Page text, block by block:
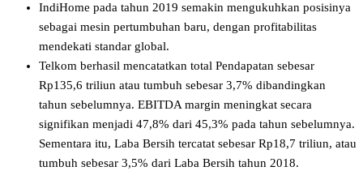
IndiHome pada tahun 2019 semakin mengukuhkan posisinya
sebagai mesin pertumbuhan baru, dengan profitabilitas
mendekati standar global.
Telkom berhasil mencatatkan total Pendapatan sebesar
Rp135,6 triliun atau tumbuh sebesar 3,7% dibandingkan
tahun sebelumnya. EBITDA margin meningkat secara
signifikan menjadi 47,8% dari 45,3% pada tahun sebelumnya.
Sementara itu, Laba Bersih tercatat sebesar Rp18,7 triliun, atau
tumbuh sebesar 3,5% dari Laba Bersih tahun 2018.